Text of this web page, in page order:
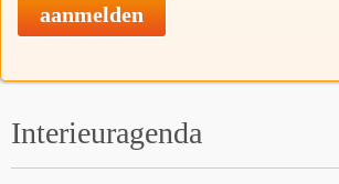
aanmelden
Interieuragenda